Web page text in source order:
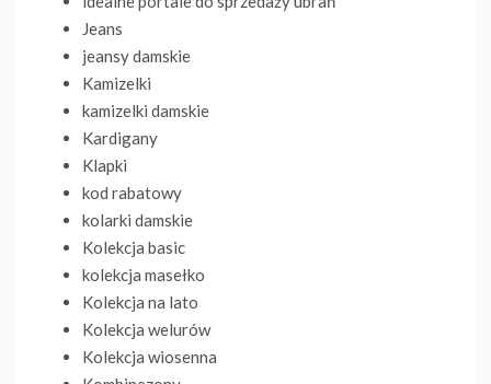
Jeans
jeansy damskie
Kamizelki
kamizelki damskie
Kardigany
Klapki
kod rabatowy
kolarki damskie
Kolekcja basic
kolekcja masełko
Kolekcja na lato
Kolekcja welurów
Kolekcja wiosenna